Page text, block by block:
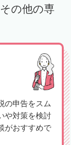
の他の専
の申告をスム
や対策を検討
がおすすめで